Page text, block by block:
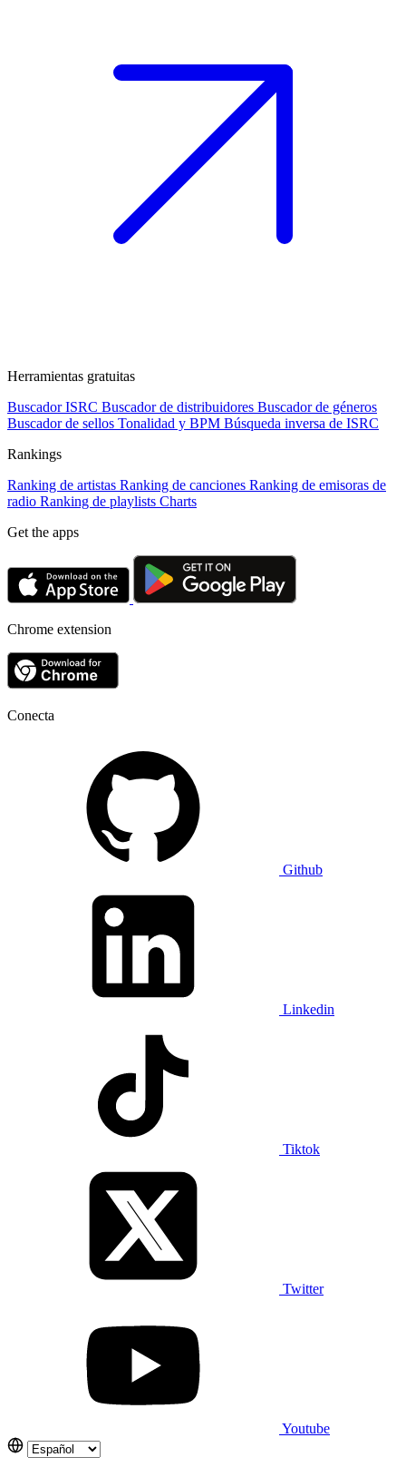
Herramientas gratuitas
Buscador ISRC Buscador de distribuidores Buscador de géneros
Buscador de sellos Tonalidad y BPM Búsqueda inversa de ISRC
Rankings
Ranking de artistas Ranking de canciones Ranking de emisoras de
radio Ranking de playlists Charts
Get the apps
Chrome extension
Conecta
Github
Linkedin
Tiktok
Twitter
Youtube